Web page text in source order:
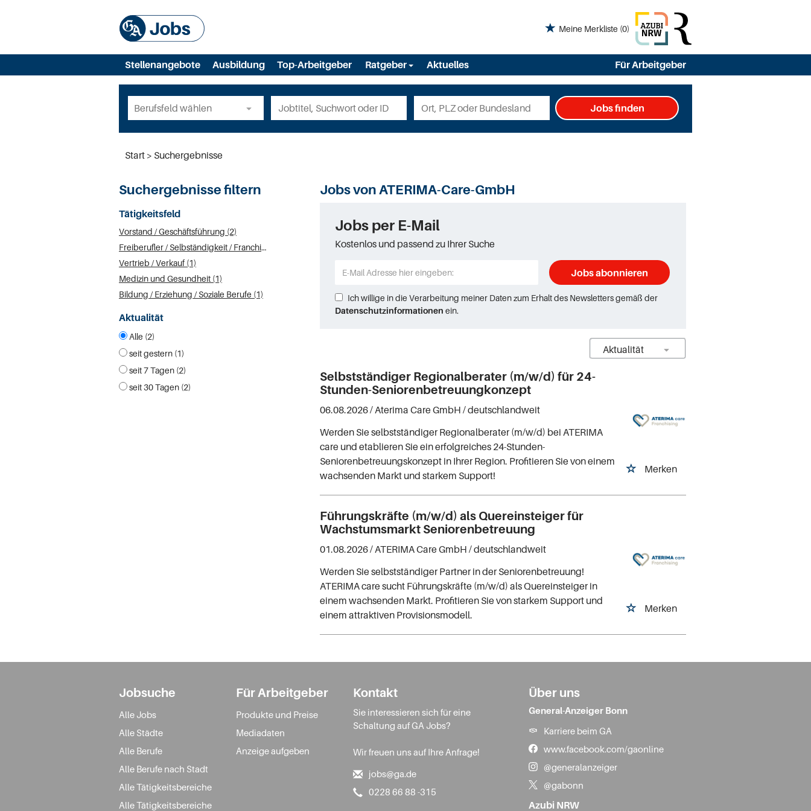
Meine Merkliste (0)
Stellenangebote Ausbildung Top-Arbeitgeber Ratgeber Aktuelles Für Arbeitgeber
Jobs finden
Start Suchergebnisse
Suchergebnisse filtern
Tätigkeitsfeld
Vorstand / Geschäftsführung (2)
Freiberufler / Selbständigkeit / Franchise (2)
Vertrieb / Verkauf (1)
Medizin und Gesundheit (1)
Bildung / Erziehung / Soziale Berufe (1)
Aktualität
Alle (2)
seit gestern (1)
seit 7 Tagen (2)
seit 30 Tagen (2)
Jobs von ATERIMA-Care-GmbH
Jobs per E-Mail
Kostenlos und passend zu Ihrer Suche
Jobs abonnieren
Ich willige in die Verarbeitung meiner Daten zum Erhalt des Newsletters gemäß der
Datenschutzinformationen ein.
Selbstständiger Regionalberater (m/w/d) für 24-
Stunden-Seniorenbetreuungkonzept
Merken
06.08.2026 /Aterima Care GmbH / deutschlandweit
Werden Sie selbstständiger Regionalberater (m/w/d) bei ATERIMA
care und etablieren Sie ein erfolgreiches 24-Stunden-
Seniorenbetreuungskonzept in Ihrer Region. Profitieren Sie von einem
wachsenden Markt und starkem Support!
Führungskräfte (m/w/d) als Quereinsteiger für
Wachstumsmarkt Seniorenbetreuung
Merken
01.08.2026 / ATERIMA Care GmbH / deutschlandweit
Werden Sie selbstständiger Partner in der Seniorenbetreuung!
ATERIMA care sucht Führungskräfte (m/w/d) als Quereinsteiger in
einem wachsenden Markt. Profitieren Sie von starkem Support und
einem attraktiven Provisionsmodell.
Jobsuche
Alle Jobs
Alle Städte
Alle Berufe
Alle Berufe nach Stadt
Alle Tätigkeitsbereiche
Alle Tätigkeitsbereiche
Für Arbeitgeber
Produkte und Preise
Mediadaten
Anzeige aufgeben
Kontakt
Sie interessieren sich für eine
Schaltung auf GA Jobs?
Wir freuen uns auf Ihre Anfrage!
jobs@ga.de
0228 66 88 -315
Über uns
General-Anzeiger Bonn
Karriere beim GA
www.facebook.com/gaonline
@generalanzeiger
@gabonn
Azubi NRW